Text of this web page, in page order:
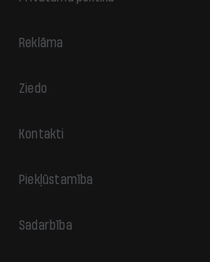
Reklāma
Ziedo
Kontakti
Piekļūstamība
Sadarbība